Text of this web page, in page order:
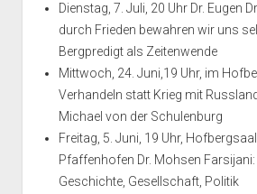
Dienstag, 7. Juli, 20 Uhr Dr. Eugen
durch Frieden bewahren wir uns
Bergpredigt als Zeitenwende
Mittwoch, 24. Juni,19 Uhr, im
Verhandeln statt Krieg mit
Michael von der Schulenburg
Freitag, 5. Juni, 19 Uhr,
Pfaffenhofen Dr. Mohsen Farsijani:
Geschichte, Gesellschaft, Politik